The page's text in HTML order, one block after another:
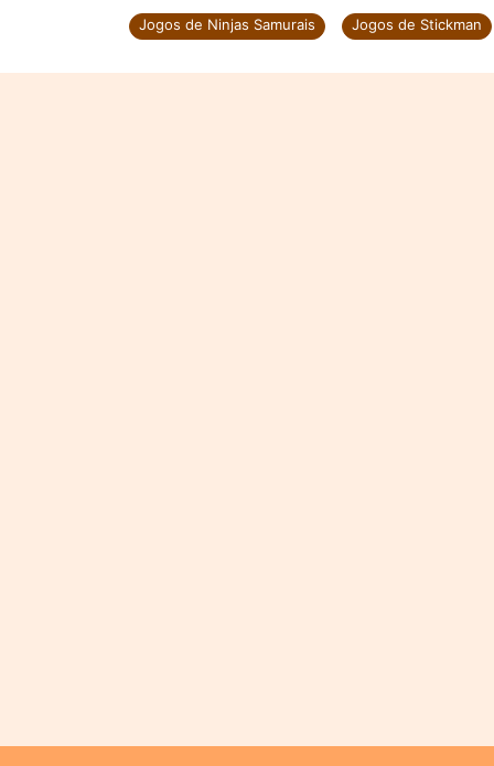
Jogos de Ninjas Samurais Jogos de Stickman